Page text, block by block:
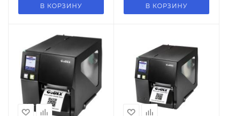
В КОРЗИНУ В КОРЗИНУ